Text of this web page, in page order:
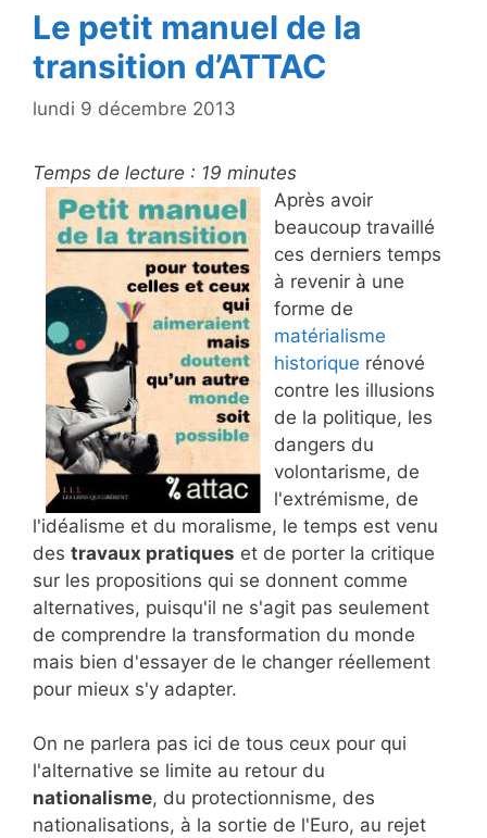
Le petit manuel de la
transition d’ATTAC
lundi 9 décembre 2013
Temps de lecture : 19 minutes
Après avoir
beaucoup travaillé
ces derniers temps
à revenir à une
forme de
matérialisme
historique rénové
contre les illusions
de la politique, les
dangers du
volontarisme, de
l'extrémisme, de
l'idéalisme et du moralisme, le temps est venu
des travaux pratiques et de porter la critique
sur les propositions qui se donnent comme
alternatives, puisqu'il ne s'agit pas seulement
de comprendre la transformation du monde
mais bien d'essayer de le changer réellement
pour mieux s'y adapter.
On ne parlera pas ici de tous ceux pour qui
l'alternative se limite au retour du
nationalisme, du protectionnisme, des
nationalisations, à la sortie de l'Euro, au rejet